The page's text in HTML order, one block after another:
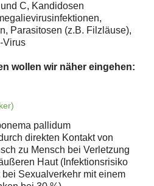
C, Kandidosen
Parasitosen (z.B. Filzläuse),
Virus
wollen wir näher eingehen:
pallidum
direkten Kontakt von
zu Mensch bei Verletzung
Haut (Infektionsrisiko
bei Sexualverkehr mit einem